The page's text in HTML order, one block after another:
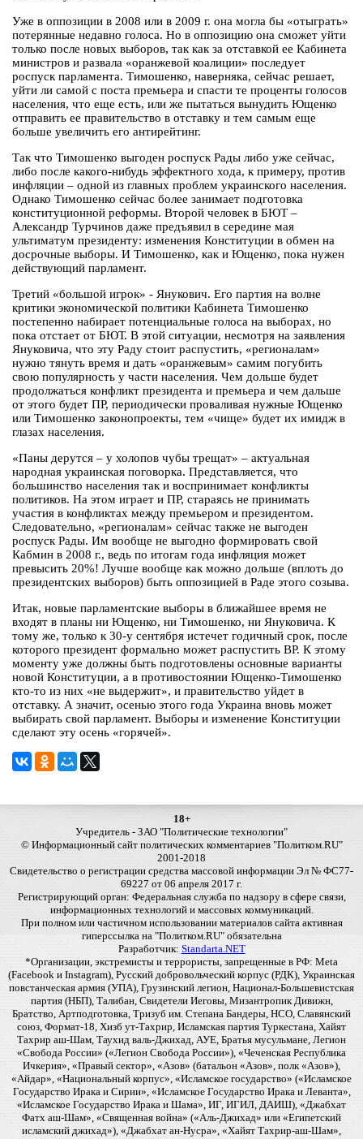
Уже в оппозиции в 2008 или в 2009 г. она могла бы «отыграть»
потерянные недавно голоса. Но в оппозицию она сможет уйти
только после новых выборов, так как за отставкой ее Кабинета
министров и развала «оранжевой коалиции» последует
роспуск парламента. Тимошенко, наверняка, сейчас решает,
уйти ли самой с поста премьера и спасти те проценты голосов
населения, что еще есть, или же пытаться вынудить Ющенко
отправить ее правительство в отставку и тем самым еще
больше увеличить его антирейтинг.
Так что Тимошенко выгоден роспуск Рады либо уже сейчас,
либо после какого-нибудь эффектного хода, к примеру, против
инфляции – одной из главных проблем украинского населения.
Однако Тимошенко сейчас более занимает подготовка
конституционной реформы. Второй человек в БЮТ –
Александр Турчинов даже предъявил в середине мая
ультиматум президенту: изменения Конституции в обмен на
досрочные выборы. И Тимошенко, как и Ющенко, пока нужен
действующий парламент.
Третий «большой игрок» - Янукович. Его партия на волне
критики экономической политики Кабинета Тимошенко
постепенно набирает потенциальные голоса на выборах, но
пока отстает от БЮТ. В этой ситуации, несмотря на заявления
Януковича, что эту Раду стоит распустить, «регионалам»
нужно тянуть время и дать «оранжевым» самим погубить
свою популярность у части населения. Чем дольше будет
продолжаться конфликт президента и премьера и чем дальше
от этого будет ПР, периодически проваливая нужные Ющенко
или Тимошенко законопроекты, тем «чище» будет их имидж в
глазах населения.
«Паны дерутся – у холопов чубы трещат» – актуальная
народная украинская поговорка. Представляется, что
большинство населения так и воспринимает конфликты
политиков. На этом играет и ПР, стараясь не принимать
участия в конфликтах между премьером и президентом.
Следовательно, «регионалам» сейчас также не выгоден
роспуск Рады. Им вообще не выгодно формировать свой
Кабмин в 2008 г., ведь по итогам года инфляция может
превысить 20%! Лучше вообще как можно дольше (вплоть до
президентских выборов) быть оппозицией в Раде этого созыва.
Итак, новые парламентские выборы в ближайшее время не
входят в планы ни Ющенко, ни Тимошенко, ни Януковича. К
тому же, только к 30-у сентября истечет годичный срок, после
которого президент формально может распустить ВР. К этому
моменту уже должны быть подготовлены основные варианты
новой Конституции, а в противостоянии Ющенко-Тимошенко
кто-то из них «не выдержит», и правительство уйдет в
отставку. А значит, осенью этого года Украина вновь может
выбирать свой парламент. Выборы и изменение Конституции
сделают эту осень «горячей».
18+
Учредитель - ЗАО "Политические технологии"
© Информационный сайт политических комментариев "Политком.RU"
2001-2018
Свидетельство о регистрации средства массовой информации Эл № ФС77-
69227 от 06 апреля 2017 г.
Регистрирующий орган: Федеральная служба по надзору в сфере связи,
информационных технологий и массовых коммуникаций.
При полном или частичном использовании материалов сайта активная
гиперссылка на "Политком.RU" обязательна
Разработчик: Standarta.NET
*Организации, экстремисты и террористы, запрещенные в РФ: Meta
(Facebook и Instagram), Русский добровольческий корпус (РДК), Украинская
повстанческая армия (УПА), Грузинский легион, Национал-Большевистская
партия (НБП), Талибан, Свидетели Иеговы, Мизантропик Дивижн,
Братство, Артподготовка, Тризуб им. Степана Бандеры, НСО, Славянский
союз, Формат-18, Хизб ут-Тахрир, Исламская партия Туркестана, Хайят
Тахрир аш-Шам, Таухид валь-Джихад, АУЕ, Братья мусульмане, Легион
«Свобода России» («Легион Свобода России»), «Чеченская Республика
Ичкерия», «Правый сектор», «Азов» (батальон «Азов», полк «Азов»),
«Айдар», «Национальный корпус», «Исламское государство» («Исламское
Государство Ирака и Сирии», «Исламское Государство Ирака и Леванта»,
«Исламское Государство Ирака и Шама», ИГ, ИГИЛ, ДАИШ), «Джабхат
Фатх аш-Шам», «Священная война» («Аль-Джихад» или «Египетский
исламский джихад»), «Джабхат ан-Нусра», «Хайят Тахрир-аш-Шам»,